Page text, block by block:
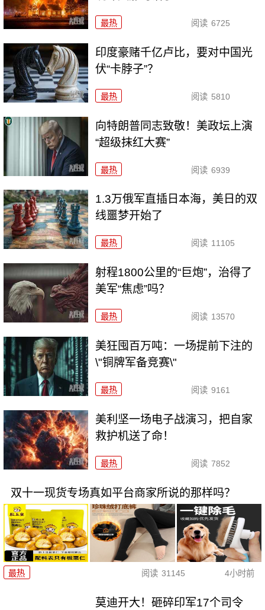
最热 阅读 6725
印度豪赌千亿卢比，要对中国光
伏“卡脖子”？
最热 阅读 5810
向特朗普同志致敬！美政坛上演
“超级抹红大赛”
最热 阅读 6939
1.3万俄军直插日本海，美日的双
线噩梦开始了
最热 阅读 11105
射程1800公里的“巨炮”，治得了
美军“焦虑”吗？
最热 阅读 13570
美狂囤百万吨：一场提前下注的
\"铜牌军备竞赛\"
最热 阅读 9161
美利坚一场电子战演习，把自家
救护机送了命！
最热 阅读 7852
双十一现货专场真如平台商家所说的那样吗？
最热 阅读 31145 4小时前
莫迪开大！砸碎印军17个司令